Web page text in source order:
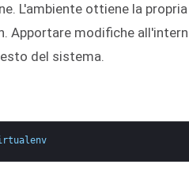
L'ambiente ottiene la
Apportare modifiche
del sistema.